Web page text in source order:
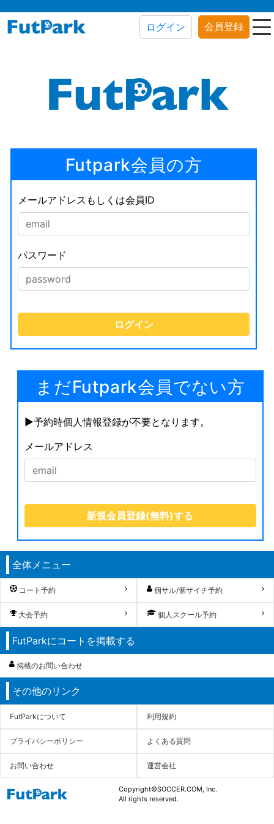
ログイン 会員登録
Futpark会員の方
メールアドレスもしくは会員ID
パスワード
まだFutpark会員でない方
▶︎予約時個人情報登録が不要となります。
メールアドレス
全体メニュー
コート予約 個サル/個サイチ予約
大会予約 個人スクール予約
FutParkにコートを掲載する
掲載のお問い合わせ
その他のリンク
FutParkについて 利用規約
プライバシーポリシー よくある質問
お問い合わせ 運営会社
Copyright©SOCCER.COM, Inc.
All rights reserved.